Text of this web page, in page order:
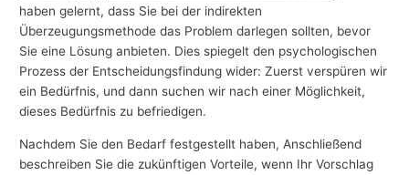
haben gelernt, dass Sie bei der indirekten
Überzeugungsmethode das Problem darlegen sollten, bevor
Sie eine Lösung anbieten. Dies spiegelt den psychologischen
Prozess der Entscheidungsfindung wider: Zuerst verspüren wir
ein Bedürfnis, und dann suchen wir nach einer Möglichkeit,
dieses Bedürfnis zu befriedigen.
Nachdem Sie den Bedarf festgestellt haben, Anschließend
beschreiben Sie die zukünftigen Vorteile, wenn Ihr Vorschlag